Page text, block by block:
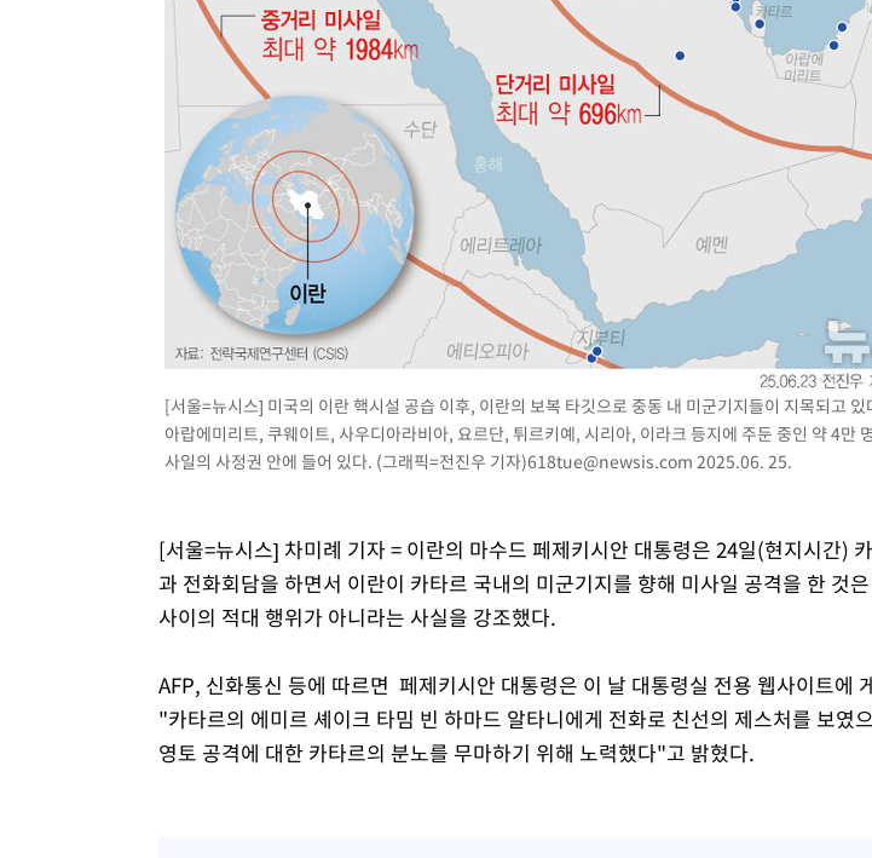
[서울=뉴시스] 미국의 이란 핵시설 공습 이후, 이란의 보복 타깃으로 중동 내 미군기지들이 지목되고
아랍에미리트, 쿠웨이트, 사우디아라비아, 요르단, 튀르키예, 시리아, 이라크 등지에 주둔 중인 약 4만
사일의 사정권 안에 들어 있다. (그래픽=전진우 기자)618tue@newsis.com 2025.06. 25.
[서울=뉴시스] 차미례 기자 = 이란의 마수드 페제키시안 대통령은 24일(현지시간)
과 전화회담을 하면서 이란이 카타르 국내의 미군기지를 향해 미사일 공격을 한 것
사이의 적대 행위가 아니라는 사실을 강조했다.
AFP, 신화통신 등에 따르면 페제키시안 대통령은 이 날 대통령실 전용 웹사이트에
"카타르의 에미르 셰이크 타밈 빈 하마드 알타니에게 전화로 친선의 제스처를 보였
영토 공격에 대한 카타르의 분노를 무마하기 위해 노력했다"고 밝혔다.